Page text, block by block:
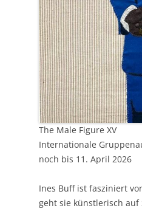
The Male Figure XV
Internationale
noch bis 11. April 2026
Ines Buff ist fasziniert
geht sie künstlerisch auf